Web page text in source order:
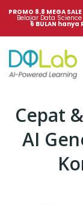
PROMO 8.8 MEGA SALE
Belajar Data
6 BULAN hanya
Cepat
AI